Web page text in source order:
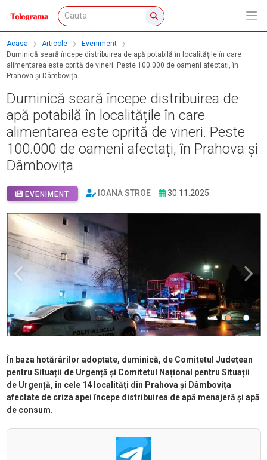
Acasa Articole
Eveniment
Duminică seară începe distribuirea de apă potabilă în localitățile în care
alimentarea este oprită de vineri. Peste 100.000 de oameni afectați, în
Prahova și Dâmbovița
Duminică seară începe distribuirea de
apă potabilă în localitățile în care
alimentarea este oprită de vineri. Peste
100.000 de oameni afectați, în Prahova și
Dâmbovița
EVENIMENT IOANA STROE 30.11.2025
În baza hotărârilor adoptate, duminică, de Comitetul Județean
pentru Situații de Urgență și Comitetul Național pentru Situații
de Urgență, în cele 14 localități din Prahova și Dâmbovița
afectate de criza apei începe distribuirea de apă menajeră și apă
de consum.